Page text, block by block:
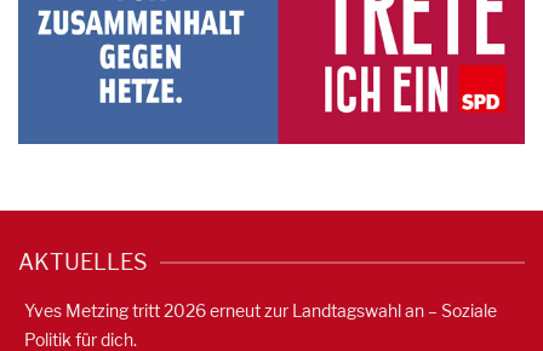
AKTUELLES
Yves Metzing tritt 2026 erneut zur Landtagswahl an – Soziale
Politik für dich.